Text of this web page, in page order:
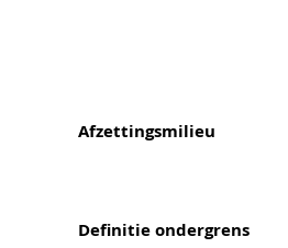
Afzettingsmilieu
Definitie ondergrens